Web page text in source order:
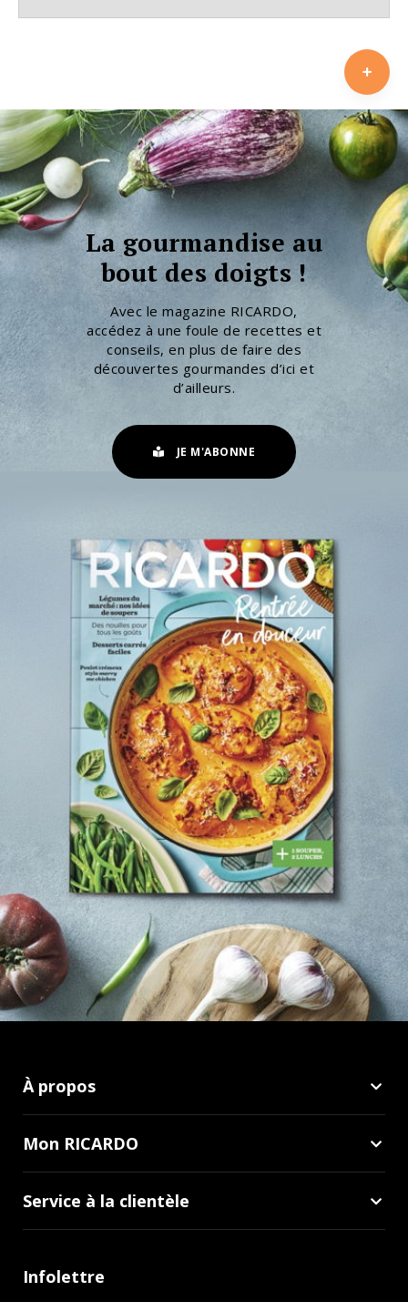
La gourmandise au
bout des doigts !
Avec le magazine RICARDO,
accédez à une foule de recettes et
conseils, en plus de faire des
découvertes gourmandes d’ici et
d’ailleurs.
JE M'ABONNE
À propos
Mon RICARDO
Service à la clientèle
Infolettre